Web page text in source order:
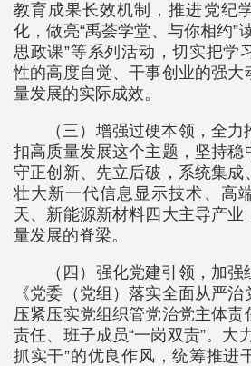
教育成果长效机制，推进党纪
化，做亮“禹荟学堂、与你相约”
思政课”等系列活动，切实把学
性的高度自觉、干事创业的强大
量发展的实际成效。
（三）增强过硬本领，全
扣高质量发展这个主题，坚持稳
守正创新、先立后破，系统集成
壮大新一代信息显示技术、高
天、新能源新材料四大主导产业
量发展的脊梁。
（四）强化党建引领，加
《党委（党组）落实全面从严治
压紧压实党组织管党治党主体责
责任、班子成员“一岗双责”。大
抓实干”的优良作风，统筹推进